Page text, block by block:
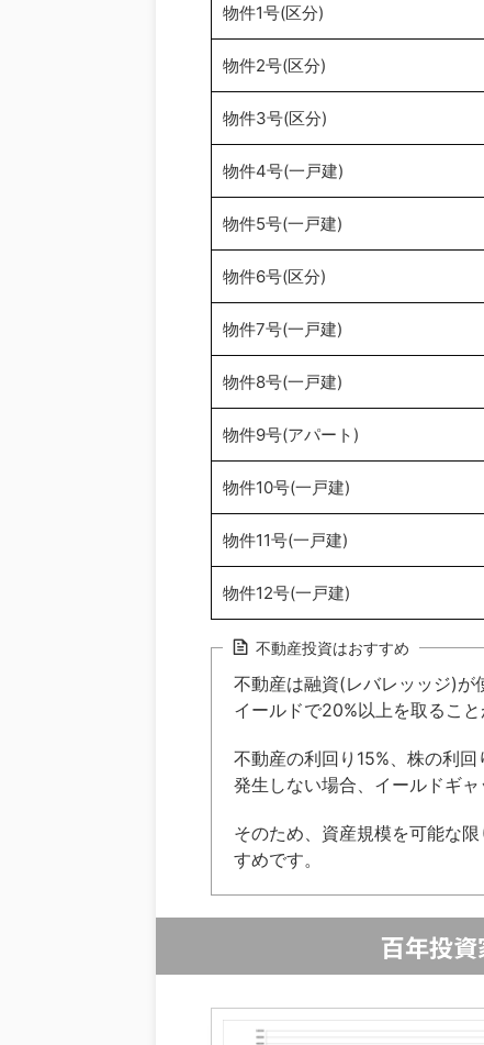
物件1号(区分)
物件2号(区分)
物件3号(区分)
物件4号(一戸建)
物件5号(一戸建)
物件6号(区分)
物件7号(一戸建)
物件8号(一戸建)
物件9号(アパート)
物件10号(一戸建)
物件11号(一戸建)
物件12号(一戸建)
不動産投資はおすすめ
不動産は融資(レバレッッジ)が
イールドで20%以上を取ること
不動産の利回り15%、株の利
発生しない場合、イールドギ
そのため、資産規模を可能な
すめです。
百年投